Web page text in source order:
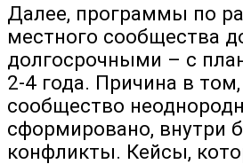
Далее, программы по
местного сообщества
долгосрочными – с
2-4 года. Причина в
сообщество
сформировано, внутри
конфликты. Кейсы,